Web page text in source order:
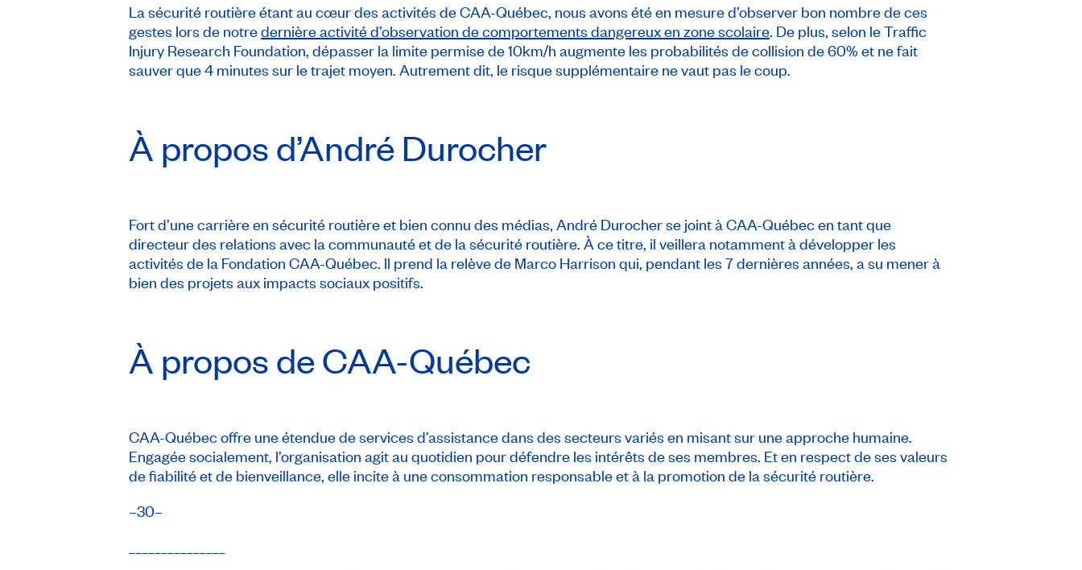
La sécurité routière étant au cœur des activités de CAA-Québec, nous avons été en mesure d’observer bon nombre de ces
gestes lors de notredernière activité d’observation de comportements dangereux en zone scolaire. De plus, selon le Traffic
Injury Research Foundation, dépasser la limite permise de 10km/h augmente les probabilités de collision de 60% et ne fait
sauver que 4 minutes sur le trajet moyen. Autrement dit, le risque supplémentaire ne vaut pas le coup.
À propos d’André Durocher
Fort d’une carrière en sécurité routière et bien connu des médias, André Durocher se joint à CAA-Québec en tant que
directeur des relations avec la communauté et de la sécurité routière. À ce titre, il veillera notamment à développer les
activités de la Fondation CAA-Québec. Il prend la relève de Marco Harrison qui, pendant les 7 dernières années, a su mener à
bien des projets aux impacts sociaux positifs.
À propos deCAA-Québec
CAA-Québec offre une étendue de services d’assistance dans des secteurs variés en misant sur une approche humaine.
Engagée socialement, l’organisation agit au quotidien pour défendre les intérêts de ses membres. Et en respect de ses valeurs
de fiabilité et de bienveillance, elle incite à une consommation responsable et à la promotion de la sécurité routière.
–30–